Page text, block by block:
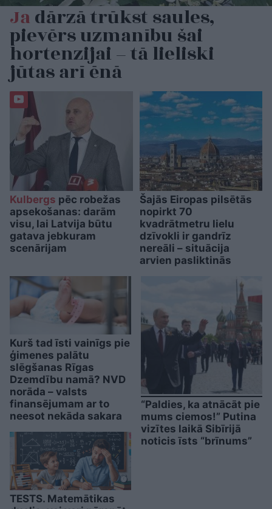
Jadārzā trūkst saules,
pievērs uzmanību šai
hortenzijai – tā lieliski
jūtas arī ēnā
Kulbergs pēc robežas
apsekošanas: darām
visu, lai Latvija būtu
gatava jebkuram
scenārijam
Šajās Eiropas pilsētās
nopirkt 70
kvadrātmetru lielu
dzīvokli ir gandrīz
nereāli – situācija
arvien pasliktinās
Kurš tad īsti vainīgs pie
ģimenes palātu
slēgšanas Rīgas
Dzemdību namā? NVD
norāda – valsts
finansējumam ar to
neesot nekāda sakara
TESTS. Matemātikas
“Paldies, ka atnācāt pie
mums ciemos!” Putina
vizītes laikā Sibīrijā
noticis īsts “brīnums”